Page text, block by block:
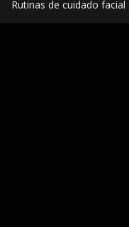
Rutinas de cuidado facial